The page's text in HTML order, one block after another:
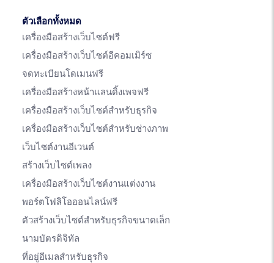
ตัวเลือกทั้งหมด
เครื่องมือสร้างเว็บไซต์ฟรี
เครื่องมือสร้างเว็บไซต์อีคอมเมิร์ซ
จดทะเบียนโดเมนฟรี
เครื่องมือสร้างหน้าแลนดิ้งเพจฟรี
เครื่องมือสร้างเว็บไซต์สำหรับธุรกิจ
เครื่องมือสร้างเว็บไซต์สำหรับช่างภาพ
เว็บไซต์งานอีเวนต์
สร้างเว็บไซต์เพลง
เครื่องมือสร้างเว็บไซต์งานแต่งงาน
พอร์ตโฟลิโอออนไลน์ฟรี
ตัวสร้างเว็บไซต์สำหรับธุรกิจขนาดเล็ก
นามบัตรดิจิทัล
ที่อยู่อีเมลสำหรับธุรกิจ